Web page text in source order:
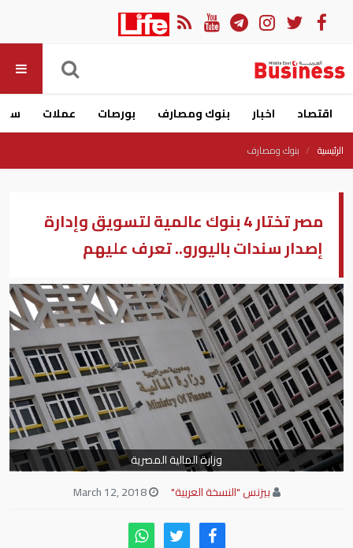
اقتصاد اخبار بنوك ومصارف بورصات عملات
الرئيسية بنوك ومصارف
مصر تختار 4 بنوك عالمية لتسويق وإدارة
إصدار سندات باليورو.. تعرف عليهم
وزارة المالية المصرية
بيزنس "النسخة العربية"
March 12, 2018